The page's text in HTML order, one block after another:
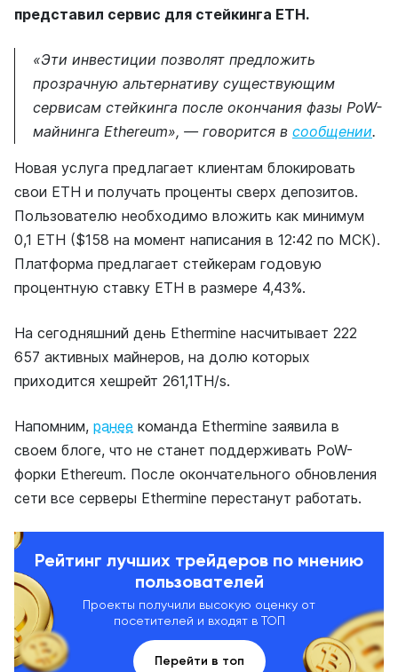
представил сервис для стейкинга ETH.
«Эти инвестиции позволят предложить
прозрачную альтернативу существующим
сервисам стейкинга после окончания фазы PoW-
майнинга Ethereum», — говорится в сообщении.
Новая услуга предлагает клиентам блокировать
свои ETH и получать проценты сверх депозитов.
Пользователю необходимо вложить как минимум
0,1 ETH ($158 на момент написания в 12:42 по МСК).
Платформа предлагает стейкерам годовую
процентную ставку ETH в размере 4,43%.
На сегодняшний день Ethermine насчитывает 222
657 активных майнеров, на долю которых
приходится хешрейт 261,1TH/s.
Напомним, ранее команда Ethermine заявила в
своем блоге, что не станет поддерживать PoW-
форки Ethereum. После окончательного обновления
сети все серверы Ethermine перестанут работать.
Рейтинг лучших трейдеров по мнению
пользователей
Проекты получили высокую оценку от
посетителей и входят в ТОП
Перейти в топ